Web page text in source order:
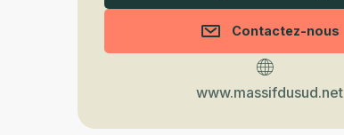
Contactez-nous
www.massifdusud.net